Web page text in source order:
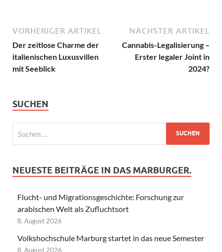
VORHERIGER ARTIKEL
Der zeitlose Charme der
italienischen Luxusvillen
mit Seeblick
NÄCHSTER ARTIKEL
Cannabis-Legalisierung –
Erster legaler Joint in
2024?
SUCHEN
NEUESTE BEITRÄGE IN DAS MARBURGER.
Flucht- und Migrationsgeschichte: Forschung zur
arabischen Welt als Zufluchtsort
8. August 2026
Volkshochschule Marburg startet in das neue Semester
8. August 2026